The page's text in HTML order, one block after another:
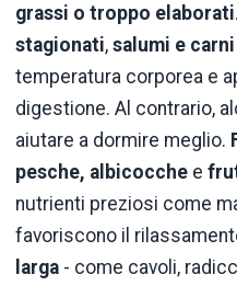
grassi o troppo elaborati
stagionati, salumi e
temperatura corporea e
digestione. Al contrario,
aiutare a dormire meglio.
pesche, albicocche e
nutrienti preziosi come
favoriscono il
larga - come cavoli,